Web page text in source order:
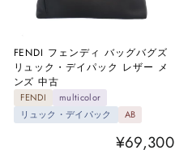
FENDI フェンディ バッグバグズ
リュック・デイパック レザー メ
ンズ 中古
FENDI
multicolor
リュック・デイパック
AB
¥69,300